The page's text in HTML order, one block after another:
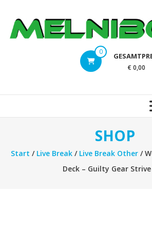
Inhalt
springen
melnibone.at
Dragonball,
and
0
€ 0,00
SHOP
Start / Live Break/ Live Break Other/
Deck – Guilty Gear Strive